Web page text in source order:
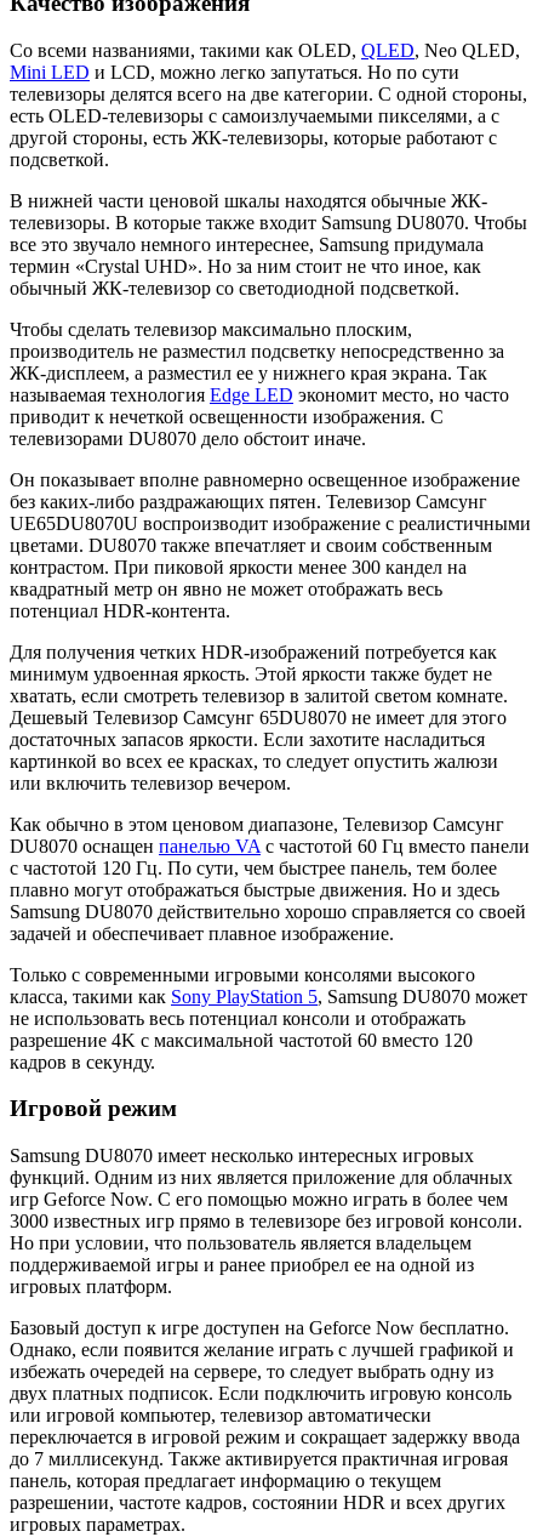
Со всеми названиями, такими как OLED, QLED, Neo QLED,
Mini LED и LCD, можно легко запутаться. Но по сути
телевизоры делятся всего на две категории. С одной стороны,
есть OLED-телевизоры с самоизлучаемыми пикселями, а с
другой стороны, есть ЖК-телевизоры, которые работают с
подсветкой.
В нижней части ценовой шкалы находятся обычные ЖК-
телевизоры. В которые также входит Samsung DU8070. Чтобы
все это звучало немного интереснее, Samsung придумала
термин «Crystal UHD». Но за ним стоит не что иное, как
обычный ЖК-телевизор со светодиодной подсветкой.
Чтобы сделать телевизор максимально плоским,
производитель не разместил подсветку непосредственно за
ЖК-дисплеем, а разместил ее у нижнего края экрана. Так
называемая технология Edge LED экономит место, но часто
приводит к нечеткой освещенности изображения. С
телевизорами DU8070 дело обстоит иначе.
Он показывает вполне равномерно освещенное изображение
без каких-либо раздражающих пятен. Телевизор Самсунг
UE65DU8070U воспроизводит изображение с реалистичными
цветами. DU8070 также впечатляет и своим собственным
контрастом. При пиковой яркости менее 300 кандел на
квадратный метр он явно не может отображать весь
потенциал HDR-контента.
Для получения четких HDR-изображений потребуется как
минимум удвоенная яркость. Этой яркости также будет не
хватать, если смотреть телевизор в залитой светом комнате.
Дешевый Телевизор Самсунг 65DU8070 не имеет для этого
достаточных запасов яркости. Если захотите насладиться
картинкой во всех ее красках, то следует опустить жалюзи
или включить телевизор вечером.
Как обычно в этом ценовом диапазоне, Телевизор Самсунг
DU8070 оснащен панелью VA с частотой 60 Гц вместо панели
с частотой 120 Гц. По сути, чем быстрее панель, тем более
плавно могут отображаться быстрые движения. Но и здесь
Samsung DU8070 действительно хорошо справляется со своей
задачей и обеспечивает плавное изображение.
Только с современными игровыми консолями высокого
класса, такими как Sony PlayStation 5, Samsung DU8070 может
не использовать весь потенциал консоли и отображать
разрешение 4K с максимальной частотой 60 вместо 120
кадров в секунду.
Игровой режим
Samsung DU8070 имеет несколько интересных игровых
функций. Одним из них является приложение для облачных
игр Geforce Now. С его помощью можно играть в более чем
3000 известных игр прямо в телевизоре без игровой консоли.
Но при условии, что пользователь является владельцем
поддерживаемой игры и ранее приобрел ее на одной из
игровых платформ.
Базовый доступ к игре доступен на Geforce Now бесплатно.
Однако, если появится желание играть с лучшей графикой и
избежать очередей на сервере, то следует выбрать одну из
двух платных подписок. Если подключить игровую консоль
или игровой компьютер, телевизор автоматически
переключается в игровой режим и сокращает задержку ввода
до 7 миллисекунд. Также активируется практичная игровая
панель, которая предлагает информацию о текущем
разрешении, частоте кадров, состоянии HDR и всех других
игровых параметрах.